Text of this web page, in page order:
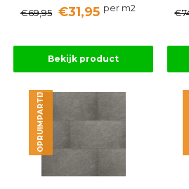
€69,95 €31,95 per m2
Bekijk product
OPRUIMPARTIJ